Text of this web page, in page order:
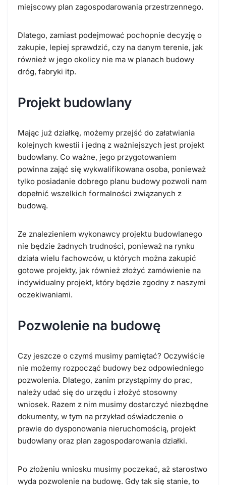
miejscowy plan zagospodarowania przestrzennego.
Dlatego, zamiast podejmować pochopnie decyzję o
zakupie, lepiej sprawdzić, czy na danym terenie, jak
również w jego okolicy nie ma w planach budowy
dróg, fabryki itp.
Projekt budowlany
Mając już działkę, możemy przejść do załatwiania
kolejnych kwestii i jedną z ważniejszych jest projekt
budowlany. Co ważne, jego przygotowaniem
powinna zająć się wykwalifikowana osoba, ponieważ
tylko posiadanie dobrego planu budowy pozwoli nam
dopełnić wszelkich formalności związanych z
budową.
Ze znalezieniem wykonawcy projektu budowlanego
nie będzie żadnych trudności, ponieważ na rynku
działa wielu fachowców, u których można zakupić
gotowe projekty, jak również złożyć zamówienie na
indywidualny projekt, który będzie zgodny z naszymi
oczekiwaniami.
Pozwolenie na budowę
Czy jeszcze o czymś musimy pamiętać? Oczywiście
nie możemy rozpocząć budowy bez odpowiedniego
pozwolenia. Dlatego, zanim przystąpimy do prac,
należy udać się do urzędu i złożyć stosowny
wniosek. Razem z nim musimy dostarczyć niezbędne
dokumenty, w tym na przykład oświadczenie o
prawie do dysponowania nieruchomością, projekt
budowlany oraz plan zagospodarowania działki.
Po złożeniu wniosku musimy poczekać, aż starostwo
wyda pozwolenie na budowę. Gdy tak się stanie, to